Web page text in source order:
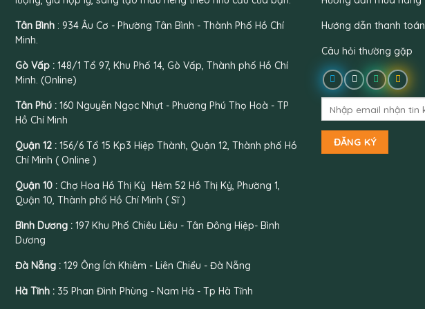
Tân Bình : 934 Âu Cơ - Phường Tân Bình - Thành Phố Hồ Chí
Minh.
Gò Vấp : 148/1 Tổ 97, Khu Phố 14, Gò Vấp, Thành phố Hồ Chí
Minh. (Online)
Tân Phú : 160 Nguyễn Ngọc Nhựt - Phường Phú Thọ Hoà - TP
Hồ Chí Minh
Quận 12 : 156/6 Tổ 15 Kp3 Hiệp Thành, Quận 12, Thành phố Hồ
Chí Minh ( Online )
Quận 10 : Chợ Hoa Hồ Thị Kỷ Hẻm 52 Hồ Thị Kỷ, Phường 1,
Quận 10, Thành phố Hồ Chí Minh ( Sĩ )
Bình Dương : 197 Khu Phố Chiêu Liêu - Tân Đông Hiệp- Bình
Dương
Đà Nẵng : 129 Ông Ích Khiêm - Liên Chiểu - Đà Nẵng
Hà Tĩnh : 35 Phan Đình Phùng - Nam Hà - Tp Hà Tĩnh
Hướng dẫn thanh toán
Câu hỏi thường gặp